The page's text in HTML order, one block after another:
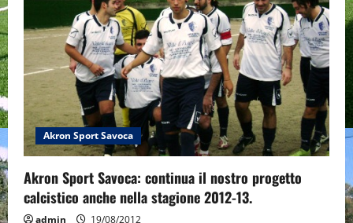
Akron Sport Savoca
Akron Sport Savoca: continua il nostro progetto
calcistico anche nella stagione 2012-13.
admin 19/08/2012